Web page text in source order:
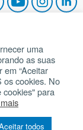
uma
as suas
em “Aceitar
os cookies. No
cookies" para
todos